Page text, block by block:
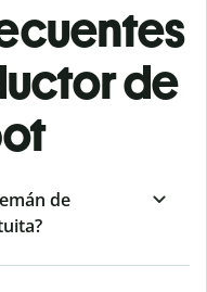
de
de